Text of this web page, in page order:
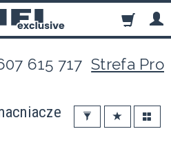
615 717Strefa Pro